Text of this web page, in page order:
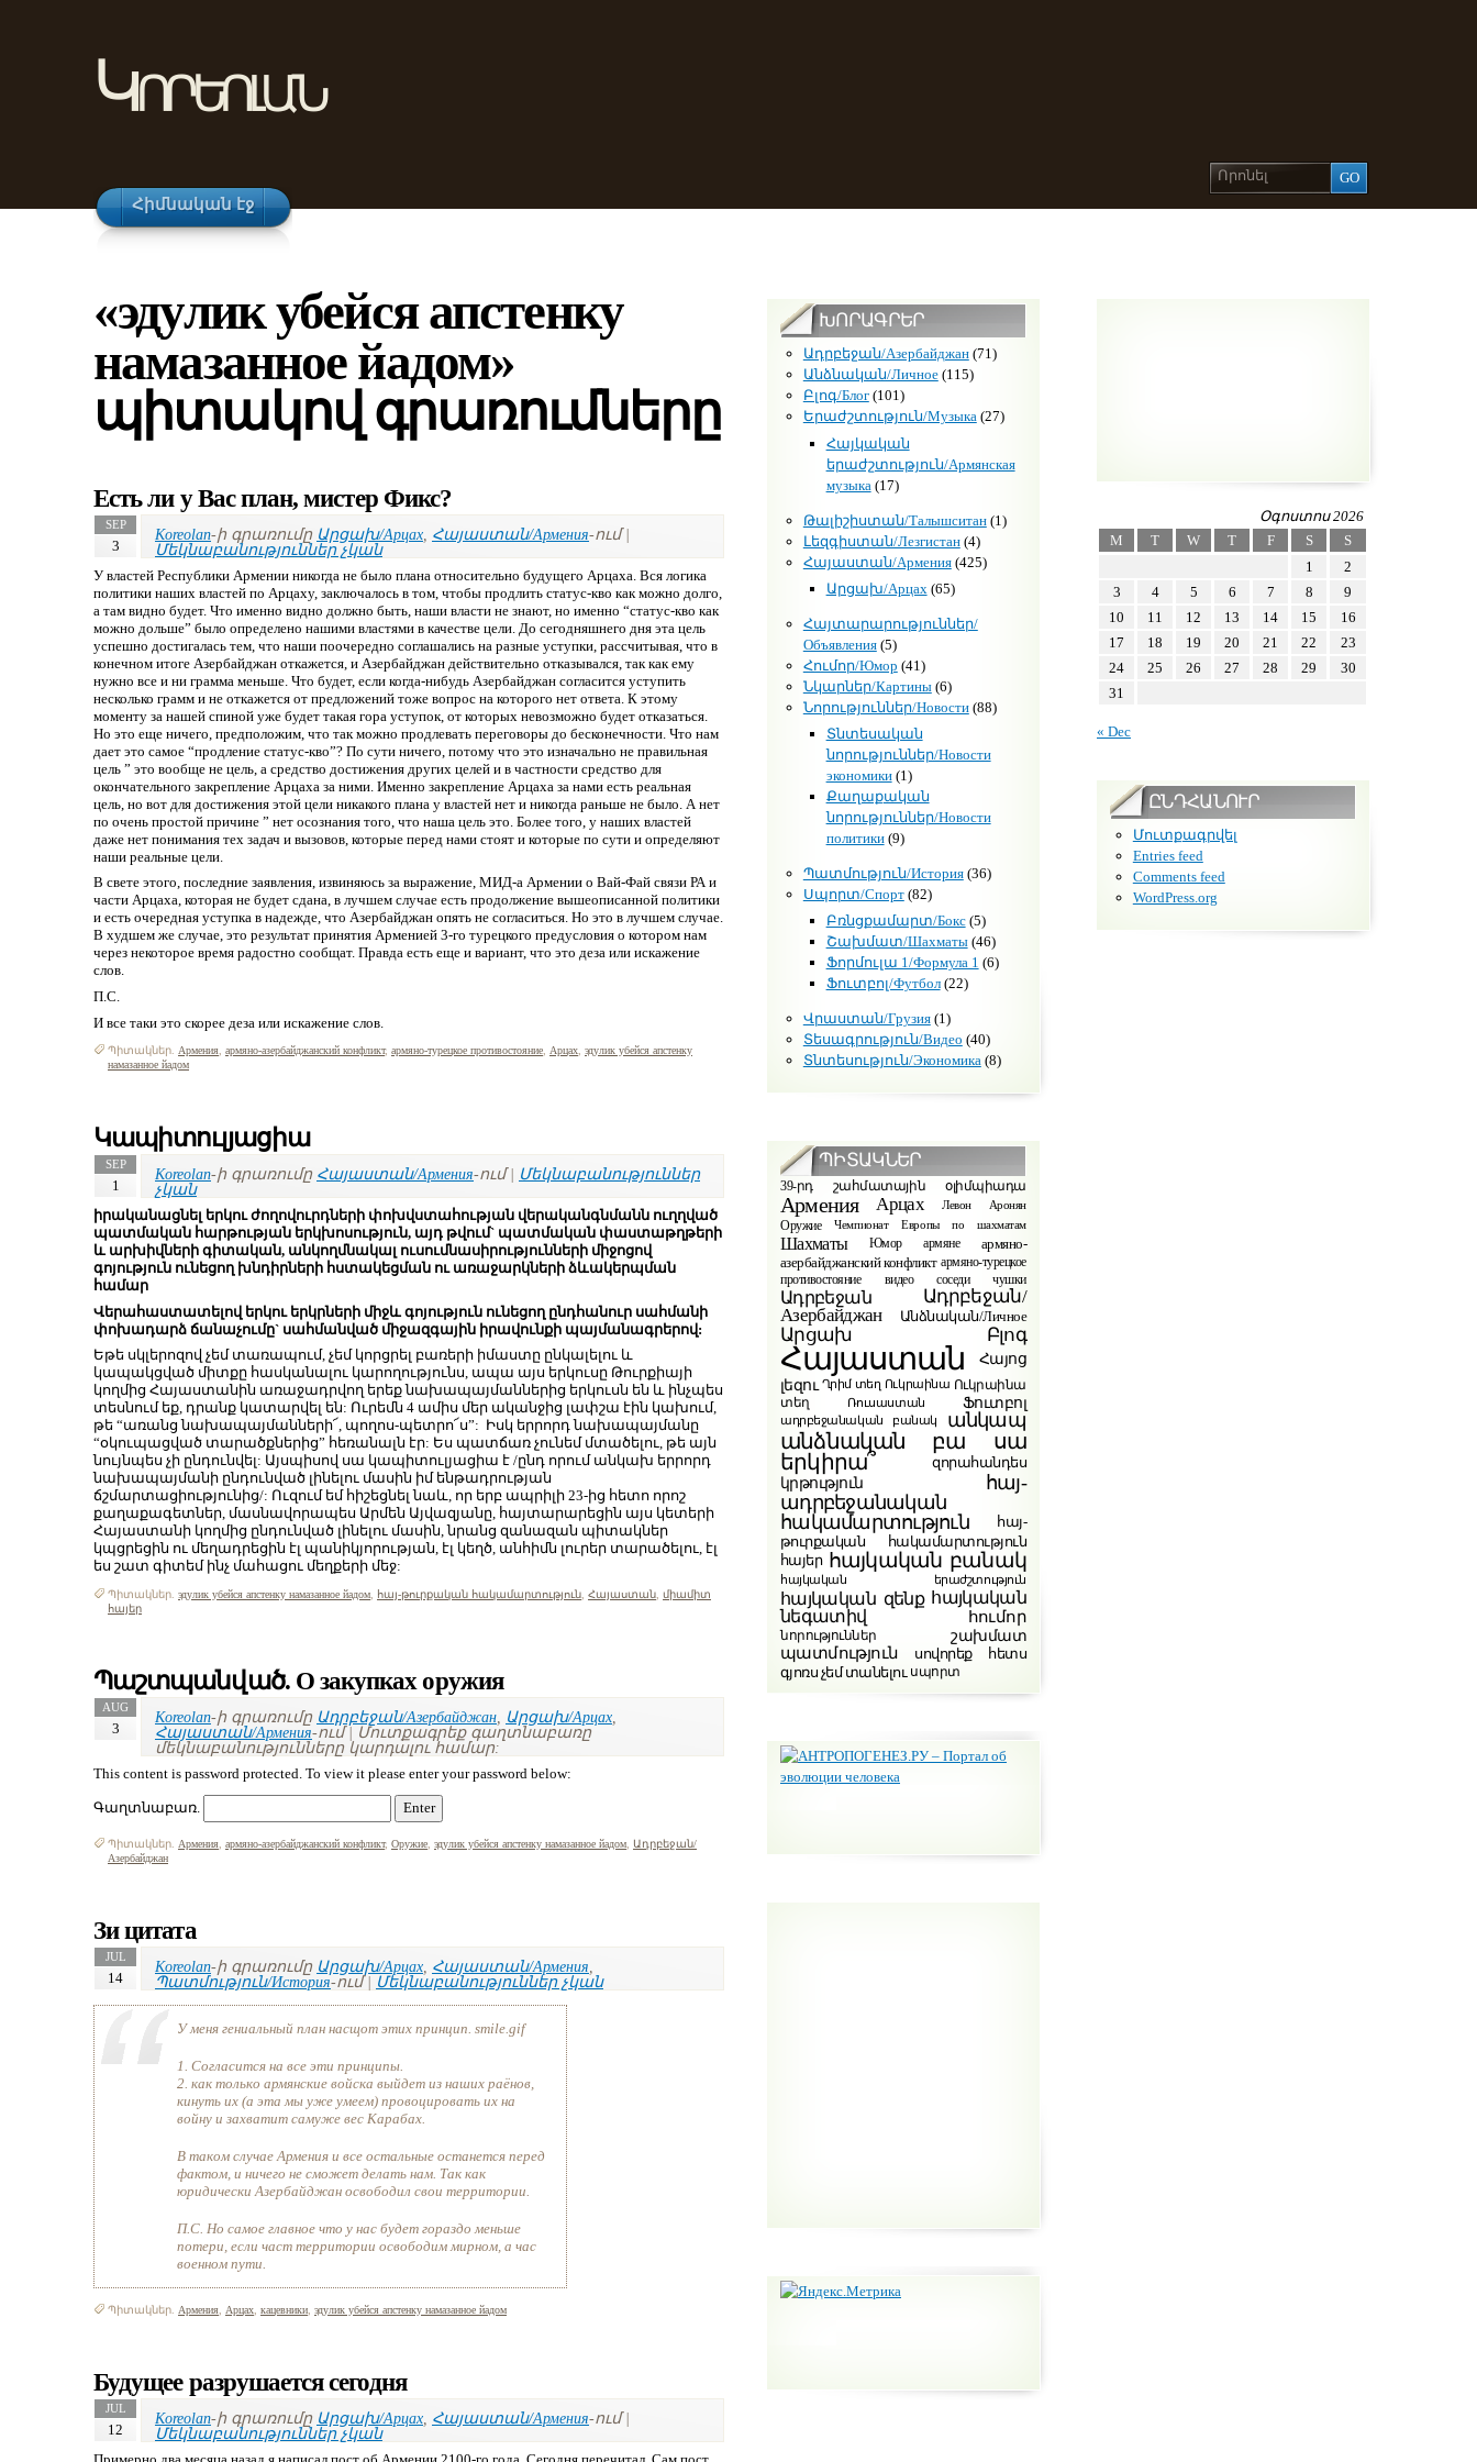
Կորեոլան
Հիմնական էջ
«эдулик убейся апстенку
намазанное йадом»
պիտակով գրառումները
Есть ли у Вас план, мистер Фикс?
SEP
3
Koreolan-ի գրառումը Արցախ/Арцах Հայաստան/Армения-ում |
Մեկնաբանություններ չկան
У властей Республики Армении никогда не было плана относительно будущего Арцаха. Вся логика
политики наших властей по Арцаху, заключалось в том, чтобы продлить статус-кво как можно долго,
а там видно будет. Что именно видно должно быть, наши власти не знают, но именно “статус-кво как
можно дольше” было определено нашими властями в качестве цели. До сегодняшнего дня эта цель
успешно достигалась тем, что наши поочередно соглашались на разные уступки, рассчитывая, что в
конечном итоге Азербайджан откажется, и Азербайджан действительно отказывался, так как ему
нужно все и ни грамма меньше. Что будет, если когда-нибудь Азербайджан согласится уступить
несколько грамм и не откажется от предложений тоже вопрос на которого нет ответа. К этому
моменту за нашей спиной уже будет такая гора уступок, от которых невозможно будет отказаться.
Но это еще ничего, предположим, что так можно продлевать переговоры до бесконечности. Что нам
дает это самое “продление статус-кво”? По сути ничего, потому что это изначально не правильная
цель ” это вообще не цель, а средство достижения других целей и в частности средство для
окончательного закрепление Арцаха за ними. Именно закрепление Арцаха за нами есть реальная
цель, но вот для достижения этой цели никакого плана у властей нет и никогда раньше не было. А нет
по очень простой причине ” нет осознания того, что наша цель это. Более того, у наших властей
даже нет понимания тех задач и вызовов, которые перед нами стоят и которые по сути и определяют
наши реальные цели.
В свете этого, последние заявления, извиняюсь за выражение, МИД-а Армении о Вай-Фай связи РА и
части Арцаха, которая не будет сдана, в лучшем случае есть продолжение вышеописанной политики
и есть очередная уступка в надежде, что Азербайджан опять не согласиться. Но это в лучшем случае.
В худшем же случае, это результат принятия Арменией 3-го турецкого предусловия о котором нам
через некоторое время радостно сообщат. Правда есть еще и вариант, что это деза или искажение
слов.
П.С.
И все таки это скорее деза или искажение слов.
Պիտակներ. Армения, армяно-азербайджанский конфликт, армяно-турецкое противостояние, Арцах, эдулик убейся апстенку
намазанное йадом
Կապիտուլյացիա
SEP
1
Koreolan-ի գրառումը Հայաստան/Армения-ում | Մեկնաբանություններ
չկան
իրականացնել երկու ժողովուրդների փոխվստահության վերականգնմանն ուղղված
պատմական հարթության երկխոսություն, այդ թվում` պատմական փաստաթղթերի
և արխիվների գիտական, անկողմնակալ ուսումնասիրությունների միջոցով
գոյություն ունեցող խնդիրների հստակեցման ու առաջարկների ձևակերպման
համար
Վերահաստատելով երկու երկրների միջև գոյություն ունեցող ընդհանուր սահմանի
փոխադարձ ճանաչումը` սահմանված միջազգային իրավունքի պայմանագրերով:
Եթե սկլերոզով չեմ տառապում, չեմ կորցրել բառերի իմաստը ընկալելու և
կապակցված միտքը հասկանալու կարողությունս, ապա այս երկուսը Թուրքիայի
կողմից Հայաստանին առաջադրվող երեք նախապայմաններից երկուսն են և ինչպես
տեսնում եք, դրանք կատարվել են: Ուրեմն 4 ամիս մեր ականջից լափշա էին կախում,
թե “առանց նախապայմանների՜, պողոս-պետրո՜ս”: Իսկ երրորդ նախապայմանը
“օկուպացված տարածքներից” հեռանալն էր: Ես պատճառ չունեմ մտածելու, թե այն
նույնպես չի ընդունվել: Այսպիսով սա կապիտուլյացիա է /ընդ որում անկախ երրորդ
նախապայմանի ընդունված լինելու մասին իմ ենթադրության
ճշմարտացիությունից/: Ուզում եմ հիշեցնել նաև, որ երբ ապրիլի 23-ից հետո որոշ
քաղաքագետներ, մասնավորապես Արմեն Այվազյանը, հայտարարեցին այս կետերի
Հայաստանի կողմից ընդունված լինելու մասին, նրանց զանազան պիտակներ
կպցրեցին ու մեղադրեցին էլ պանիկյորության, էլ կեղծ, անհիմն լուրեր տարածելու, էլ
ես շատ գիտեմ ինչ մահացու մեղքերի մեջ:
Պիտակներ. эдулик убейся апстенку намазанное йадом հայ-թուրքական հակամարտություն Հայաստան միամիտ
հայեր
Պաշտպանված. О закупках оружия
AUG
3
Koreolan-ի գրառումը Ադրբեջան/Азербайджан, Արցախ/Арцах,
Հայաստան/Армения-ում | Մուտքագրեք գաղտնաբառը
մեկնաբանությունները կարդալու համար:
This content is password protected. To view it please enter your password below:
Գաղտնաբառ.
Պիտակներ. Армения армяно-азербайджанский конфликт, Оружие эдулик убейся апстенку намазанное йадом
Ադրբեջան/
Азербайджан
Зи цитата
JUL
14
Koreolan-ի գրառումը Արցախ/Арцах, Հայաստան/Армения,
Պատմություն/История-ում | Մեկնաբանություններ չկան
У меня гениальный план насщот этих принцип. smile.gif
1. Согласится на все эти принципы.
2. как только армянские войска выйдет из наших раёнов,
кинуть их (а эта мы уже умеем) провоцировать их на
войну и захватит самуже вес Карабах.
В таком случае Армения и все остальные останется перед
фактом, и ничего не сможет делать нам. Так как
юридически Азербайджан освободил свои территории.
П.С. Но самое главное что у нас будет гораздо меньше
потери, если част территории освободим мирном, а час
военном пути.
Պիտակներ. Армения Арцах кацевники эдулик убейся апстенку намазанное йадом
Будущее разрушается сегодня
JUL
12
Koreolan-ի գրառումը Արցախ/Арцах, Հայաստան/Армения-ում |
Մեկնաբանություններ չկան
ԽՈՐԱԳՐԵՐ
Ադրբեջան/Азербайджан(71)
Անձնական/Личное(115)
Բլոգ/Блог(101)
Երաժշտություն/Музыка(27)
Հայկական
երաժշտություն/Армянская
музыка (17)
Թալիշիստան/Талышситан(1)
Լեզգիստան/Лезгистан(4)
Հայաստան/Армения(425)
Արցախ/Арцах (65)
Հայտարարություններ/
Объявления(5)
Հումոր/Юмор (41)
Նկարներ/Картины(6)
Նորություններ/Новости(88)
Տնտեսական
նորություններ/Новости
экономики(1)
Քաղաքական
նորություններ/Новости
политики(9)
Պատմություն/История(36)
Սպորտ/Спорт(82)
Բռնցքամարտ/Бокс(5)
Շախմատ/Шахматы(46)
Ֆորմուլա 1/Формула 1 (6)
Ֆուտբոլ/Футбол(22)
Վրաստան/Грузия(1)
Տեսագրություն/Видео (40)
Տնտեսություն/Экономика(8)
ՊԻՏԱԿՆԵՐ
39-րդ շահմատային օլիմպիադա
Армения Арцах Левон Аронян
Оружие Чемпионат Европы по шахматам
Шахматы Юмор армяне
армяно-
азербайджанский конфликт армяно-турецкое
противостояние
видео соседи чушки
Ադրբեջան
Ադրբեջան/
Азербайджан
Անձնական/Личное
Արցախ Բլոգ
Հայաստան
Հայոց
լեզու Ղրիմ տեղ Ուկրաինա Ուկրաինա
տեղ
Ռուսաստան Ֆուտբոլ
ադրբեջանական բանակ անկապ
անձնական
բա սա
երկիրա՞
զորահանդես
կրթություն
հայ-
ադրբեջանական
հակամարտություն
հայ-
թուրքական հակամարտություն
հայեր հայկական բանակ
հայկական երաժշտություն
հայկական զենք հայկական
նեգատիվ
հումոր
նորություններ շախմատ
պատմություն
սովորեք հետս
գյոռս չեմ տանելու սպորտ
Օգոստոս 2026
M
T W T F S
S
1
2
3
4 5 6 7 8
9
10
11 12 13 14 15
16
17
18 19 20 21 22
23
24
25 26 27 28 29
30
31
« Dec
ԸՆԴՀԱՆՈՒՐ
Մուտքագրվել
Entries feed
Comments feed
WordPress.org